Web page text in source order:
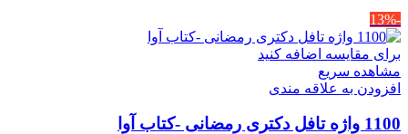
-13%
برای مقایسه اضافه کنید
مشاهده سریع
افزودن به علاقه مندی
1100 واژه تافل دکتری رمضانی -کتاب آوا